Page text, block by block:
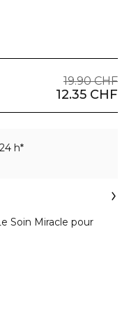
19.90 CHF
12.35 CHF
h*
Soin Miracle pour